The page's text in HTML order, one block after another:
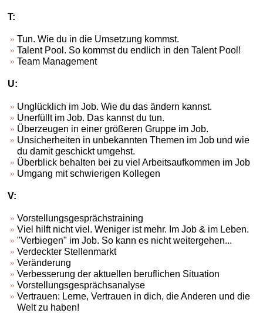
T:
Tun. Wie du in die Umsetzung kommst.
Talent Pool. So kommst du endlich in den Talent Pool!
Team Management
U:
Unglücklich im Job. Wie du das ändern kannst.
Unerfüllt im Job. Das kannst du tun.
Überzeugen in einer größeren Gruppe im Job.
Unsicherheiten in unbekannten Themen im Job und wie
du damit geschickt umgehst.
Überblick behalten bei zu viel Arbeitsaufkommen im Job
Umgang mit schwierigen Kollegen
V:
Vorstellungsgesprächstraining
Viel hilft nicht viel. Weniger ist mehr. Im Job & im Leben.
"Verbiegen" im Job. So kann es nicht weitergehen...
Verdeckter Stellenmarkt
Veränderung
Verbesserung der aktuellen beruflichen Situation
Vorstellungsgesprächsanalyse
Vertrauen: Lerne, Vertrauen in dich, die Anderen und die
Welt zu haben!